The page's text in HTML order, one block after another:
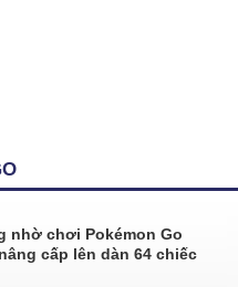
nhờ chơi Pokémon Go
cấp lên dàn 64 chiếc